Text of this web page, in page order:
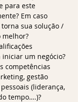
para este
Em caso
sua solução /
iniciar um negócio?
competências
gestão
(liderança,
tempo….)?